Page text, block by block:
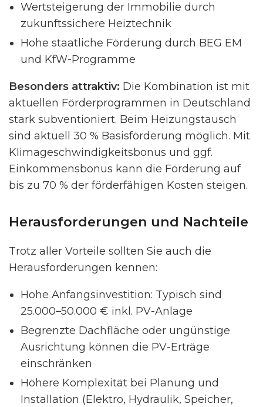
Wertsteigerung der Immobilie durch
zukunftssichere Heiztechnik
Hohe staatliche Förderung durch BEG EM
und KfW-Programme
Besonders attraktiv: Die Kombination ist mit
aktuellen Förderprogrammen in Deutschland
stark subventioniert. Beim Heizungstausch
sind aktuell 30 % Basisförderung möglich. Mit
Klimageschwindigkeitsbonus und ggf.
Einkommensbonus kann die Förderung auf
bis zu 70 % der förderfähigen Kosten steigen.
Herausforderungen und Nachteile
Trotz aller Vorteile sollten Sie auch die
Herausforderungen kennen:
Hohe Anfangsinvestition: Typisch sind
25.000–50.000 € inkl. PV-Anlage
Begrenzte Dachfläche oder ungünstige
Ausrichtung können die PV-Erträge
einschränken
Höhere Komplexität bei Planung und
Installation (Elektro, Hydraulik, Speicher,